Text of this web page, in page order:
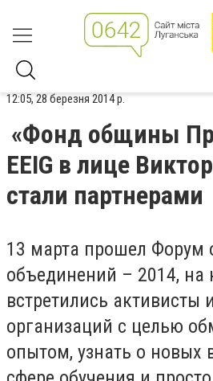
12:05, 28 березня 2014 р.
«Фонд общины
EEIG в лице
стали партнерами
13 марта прошел Форум
объединений – 2014, на
встретились активисты
организаций с целью
опытом, узнать о новых